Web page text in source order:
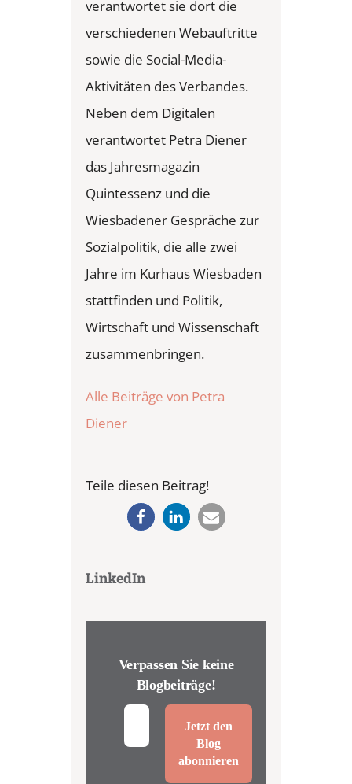
verantwortet sie dort die
verschiedenen Webauftritte
sowie die Social-Media-
Aktivitäten des Verbandes.
Neben dem Digitalen
verantwortet Petra Diener
das Jahresmagazin
Quintessenz und die
Wiesbadener Gespräche zur
Sozialpolitik, die alle zwei
Jahre im Kurhaus Wiesbaden
stattfinden und Politik,
Wirtschaft und Wissenschaft
zusammenbringen.
Alle Beiträge von Petra
Diener
Teile diesen Beitrag!
LinkedIn
Verpassen Sie keine
Blogbeiträge!